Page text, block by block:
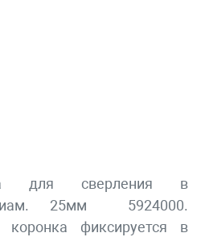
для сверления в
диам. 25мм 5924000.
коронка фиксируется в